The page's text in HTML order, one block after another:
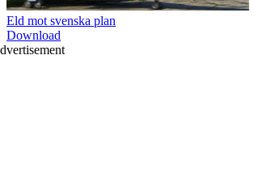
Eld mot svenska plan
Download